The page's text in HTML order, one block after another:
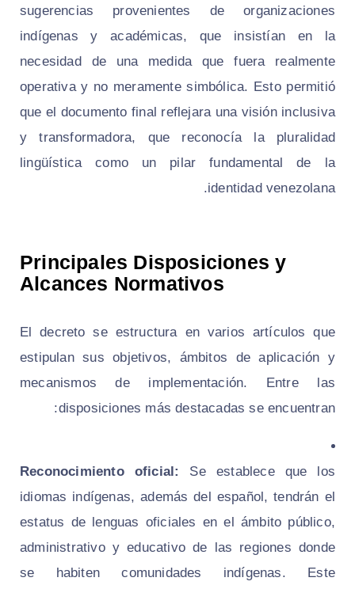
sugerencias provenientes de organizaciones
indígenas y académicas, que insistían en la
necesidad de una medida que fuera realmente
operativa y no meramente simbólica. Esto permitió
que el documento final reflejara una visión inclusiva
y transformadora, que reconocía la pluralidad
lingüística como un pilar fundamental de la
identidad venezolana.
Principales Disposiciones y
Alcances Normativos
El decreto se estructura en varios artículos que
estipulan sus objetivos, ámbitos de aplicación y
mecanismos de implementación. Entre las
disposiciones más destacadas se encuentran:
Reconocimiento oficial:
Se establece que los
idiomas indígenas, además del español, tendrán el
estatus de lenguas oficiales en el ámbito público,
administrativo y educativo de las regiones donde
se habiten comunidades indígenas. Este